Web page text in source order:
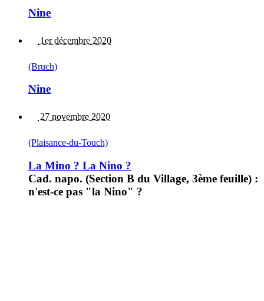
Nine
1er décembre 2020
(Bruch)
Nine
27 novembre 2020
(Plaisance-du-Touch)
La Mino ? La Nino ?
Cad. napo. (Section B du Village, 3ème feuille) :
n'est-ce pas "la Nino" ?